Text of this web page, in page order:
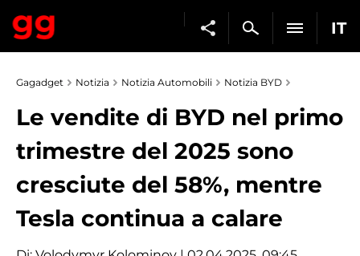
IT
Gagadget Notizia Notizia Automobili Notizia BYD
Le vendite di BYD nel primo
trimestre del 2025 sono
cresciute del 58%, mentre
Tesla continua a calare